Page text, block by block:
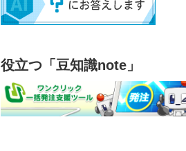
役立つ「豆知識note」